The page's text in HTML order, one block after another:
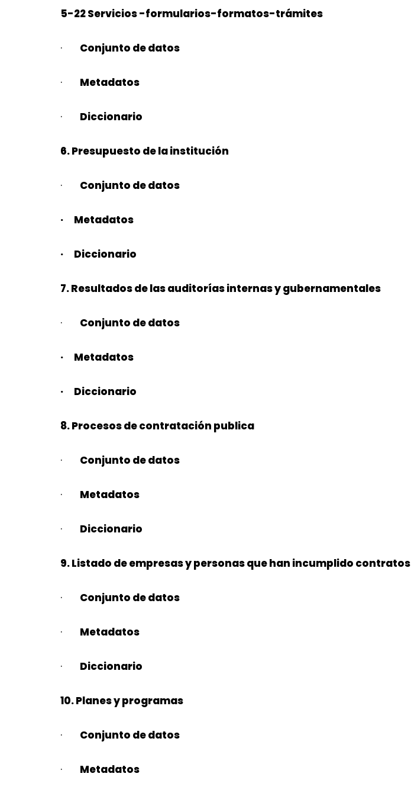
5-22 Servicios -formularios-formatos-trámites
· Conjunto de datos
· Metadatos
· Diccionario
6. Presupuesto de la institución
· Conjunto de datos
· Metadatos
· Diccionario
7. Resultados de las auditorías internas y gubernamentales
· Conjunto de datos
· Metadatos
· Diccionario
8. Procesos de contratación publica
· Conjunto de datos
· Metadatos
· Diccionario
9. Listado de empresas y personas que han incumplido contratos
· Conjunto de datos
· Metadatos
· Diccionario
10. Planes y programas
· Conjunto de datos
· Metadatos